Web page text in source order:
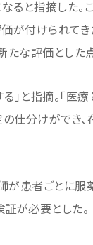
ると指摘した
が付けられて
な評価とした
」と指摘。「医
仕分けができ
が患者ごとに
が必要とした。